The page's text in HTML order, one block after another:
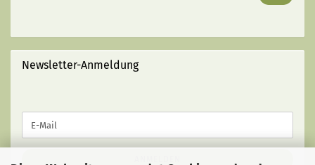
(MIT
STRICHEN):
Newsletter-Anmeldung
ZUR
E-
Mail